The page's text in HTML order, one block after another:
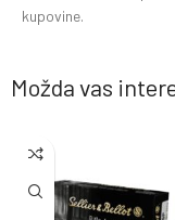
kupovine.
Možda vas